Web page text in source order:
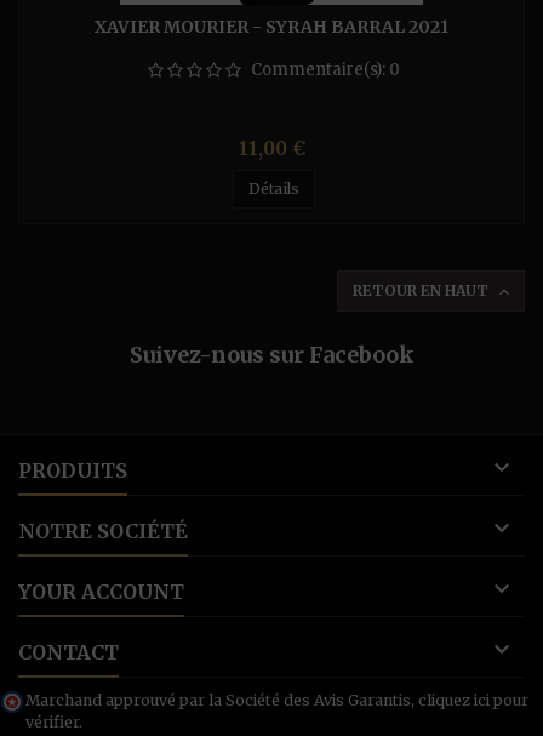
XAVIER MOURIER - SYRAH BARRAL 2021
Commentaire(s): 0
Prix
11,00 €
Détails
RETOUR EN HAUT 
Suivez-nous sur Facebook
PRODUITS 
NOTRE SOCIÉTÉ 
YOUR ACCOUNT 
CONTACT 
Marchand approuvé par la Société des Avis Garantis, cliquez ici pour
vérifier.